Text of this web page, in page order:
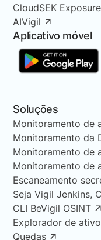
CloudSEK Exposure
AIVigil
Aplicativo móvel
Soluções
Monitoramento de
Monitoramento da
Monitoramento de
Monitoramento de
Escaneamento
Seja Vigil Jenkins,
CLI BeVigil OSINT
Explorador de
Quedas